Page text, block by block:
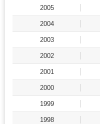
2005
2004
2003
2002
2001
2000
1999
1998